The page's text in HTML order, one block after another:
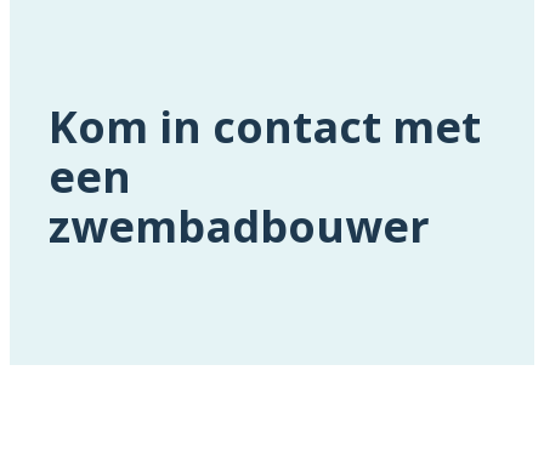
Kom in contact met
een
zwembadbouwer